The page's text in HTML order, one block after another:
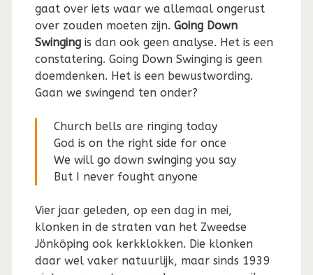
gaat over iets waar we allemaal ongerust
over zouden moeten zijn. Going Down
Swingingis dan ook geen analyse. Het is een
constatering. Going Down Swinging is geen
doemdenken. Het is een bewustwording.
Gaan we swingend ten onder?
Church bells are ringing today
God is on the right side for once
We will go down swinging you say
But I never fought anyone
Vier jaar geleden, op een dag in mei,
klonken in de straten van het Zweedse
Jönköping ook kerkklokken. Die klonken
daar wel vaker natuurlijk, maar sinds 1939